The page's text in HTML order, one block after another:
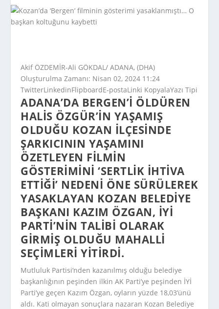
Akif ÖZDEMİR-Ali GÖKDAL/ ADANA, (DHA)
Oluşturulma Zamanı: Nisan 02, 2024 11:24
TwitterLinkedinFlipboardE-postaLinki KopyalaYazı Tipi
ADANA’DA BERGEN’I ÖLDÜREN
HALIS ÖZGÜR’IN YAŞAMIŞ
OLDUĞU KOZAN ILÇESINDE
ŞARKICININ YAŞAMINI
ÖZETLEYEN FILMIN
GÖSTERIMINI ‘SERTLIK IHTIVA
ETTIĞI’ NEDENI ÖNE SÜRÜLEREK
YASAKLAYAN KOZAN BELEDIYE
BAŞKANI KAZIM ÖZGAN, İYİ
PARTI’NIN TALIBI OLARAK
GIRMIŞ OLDUĞU MAHALLI
SEÇIMLERI YITIRDI.
Mutluluk Partisi’nden kazanılmış olduğu belediye
başkanlığının peşinden ilkin AK Parti’ye peşinden İYİ
Parti’ye geçen Kazım Özgan, oyların yüzde 18,03’ünü
aldı. Kati olmayan sonuçlara nazaran Kozan Belediye